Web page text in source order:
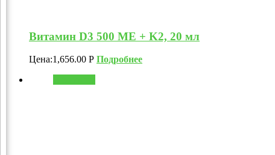
Витамин D3 500 МЕ + K2, 20 мл
Цена:1,656.00 Р Подробнее